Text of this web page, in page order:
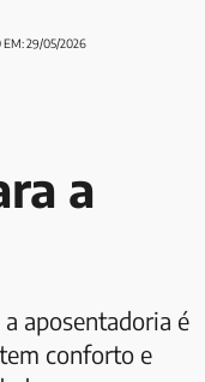
EM: 29/05/2026
a
aposentadoria é
conforto e